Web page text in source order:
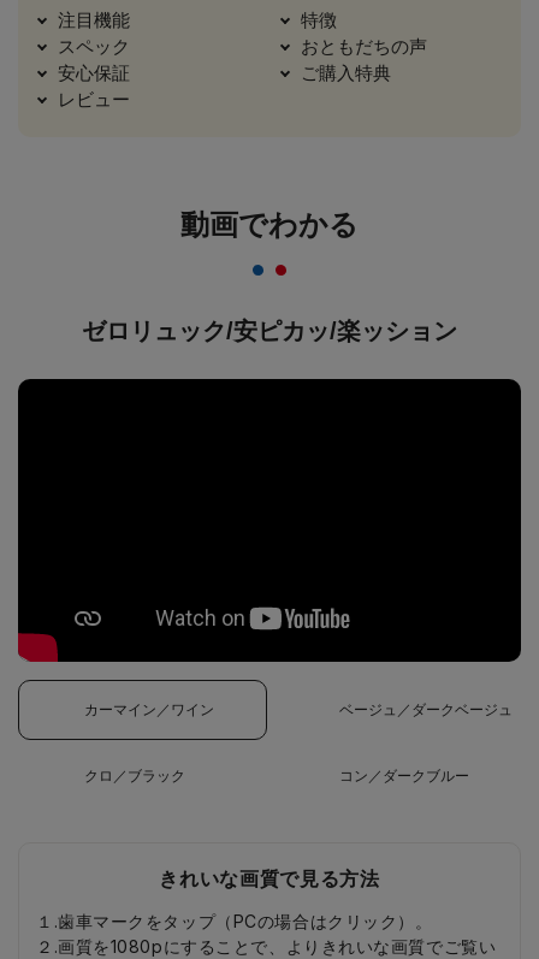
注目機能
特徴
スペック
おともだちの声
安心保証
ご購入特典
レビュー
動画でわかる
ゼロリュック/安ピカッ/楽ッション
カーマイン／ワイン ベージュ／ダークベージュ
クロ／ブラック コン／ダークブルー
きれいな画質で見る方法
１.歯車マークをタップ（PCの場合はクリック）。
２.画質を1080pにすることで、よりきれいな画質でご覧い